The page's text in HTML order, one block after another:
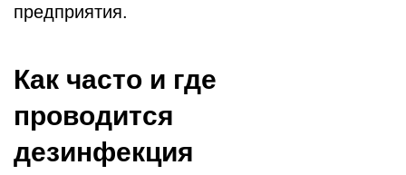
предприятия.
Как часто и где
проводится
дезинфекция